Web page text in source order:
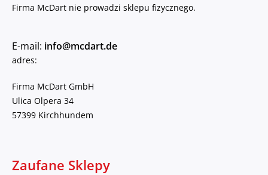
Firma McDart nie prowadzi sklepu fizycznego.
E-mail: info@mcdart.de
adres:
Firma McDart GmbH
Ulica Olpera 34
57399 Kirchhundem
Zaufane Sklepy